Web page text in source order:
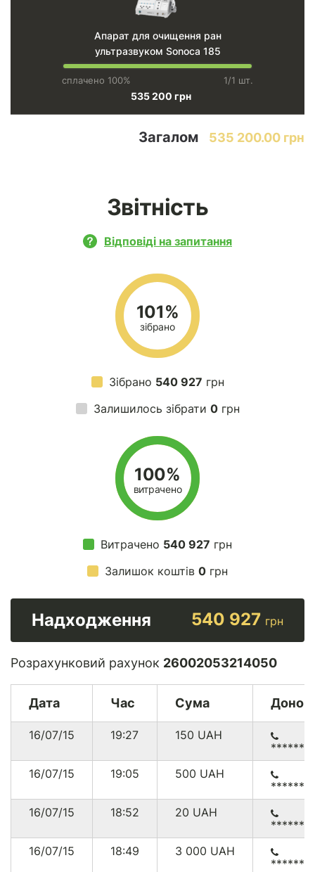
Апарат для очищення ран
ультразвуком Sonoca 185
сплачено 100% 1/1 шт.
535 200 грн
Загалом 535 200.00 грн
Звітність
Відповіді на запитання
101%
зібрано
Зібрано 540 927 грн
Залишилось зібрати 0грн
100%
витрачено
Витрачено 540 927 грн
Залишок коштів 0 грн
Надходження 540 927 грн
Розрахунковий рахунок 26002053214050
Дата Час Сума Донор
16/07/15 19:27 150 UAH
16/07/15
19:05 500 UAH
16/07/15
18:52 20 UAH
16/07/15
18:49 3 000 UAH